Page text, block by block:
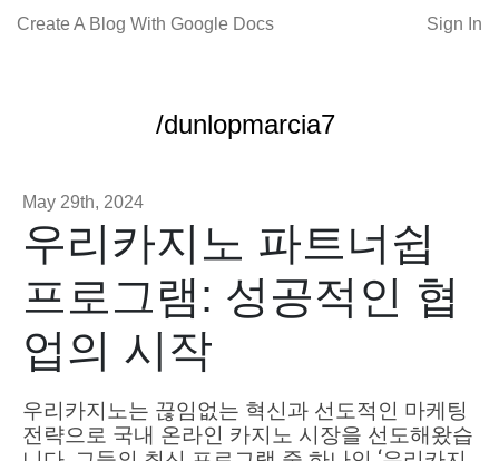
Create A Blog With Google Docs Sign In
/dunlopmarcia7
May 29th, 2024
우리카지노 파트너쉽
프로그램: 성공적인 협
업의 시작
우리카지노는 끊임없는 혁신과 선도적인 마케팅
전략으로 국내 온라인 카지노 시장을 선도해왔습